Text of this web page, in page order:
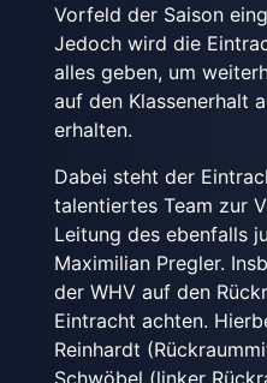
Vorfeld der Saison
Jedoch wird die
alles geben, um
auf den Klassenerhalt
erhalten.
Dabei steht der
talentiertes Team zur
Leitung des ebenfalls
Maximilian Pregler.
der WHV auf den
Eintracht achten.
Reinhardt
Schwöbel (linker